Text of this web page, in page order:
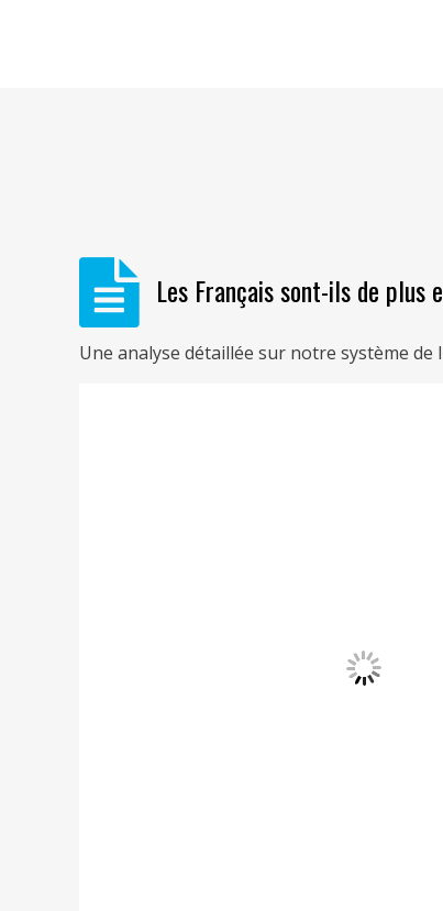
Les Français sont-ils de plus
Une analyse détaillée sur notre système